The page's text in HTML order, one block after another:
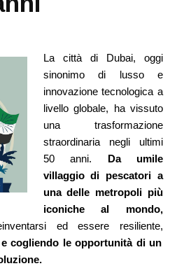
La città di Dubai, oggi
sinonimo di lusso e
innovazione tecnologica a
livello globale, ha vissuto
una trasformazione
straordinaria negli ultimi
50 anni. Da umile
villaggio di pescatori a
una delle metropoli più
iconiche al mondo,
ed essere resiliente,
cogliendo le opportunità di un